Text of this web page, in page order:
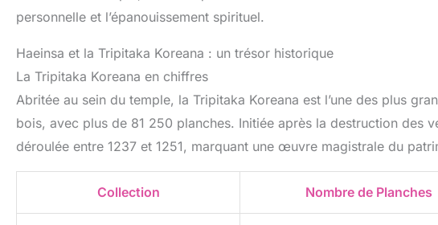
personnelle et l’épanouissement spirituel.
Haeinsa et la Tripitaka Koreana : un trésor historique
La Tripitaka Koreana en chiffres
Abritée au sein du temple, la Tripitaka Koreana est l’une des plus
bois, avec plus de 81 250 planches. Initiée après la destruction des
déroulée entre 1237 et 1251, marquant une œuvre magistrale du
Collection Nombre de Planches